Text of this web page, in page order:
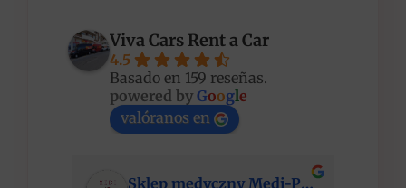
Viva Cars Rent a Car
4.5
Basado en 159 reseñas.
powered byGoogle
valóranos en
Sklep medyczny Medi-Partner